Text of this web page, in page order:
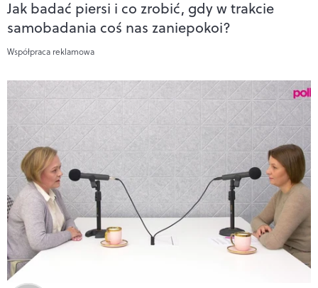
Jak badać piersi i co zrobić, gdy w trakcie
samobadania coś nas zaniepokoi?
Współpraca reklamowa